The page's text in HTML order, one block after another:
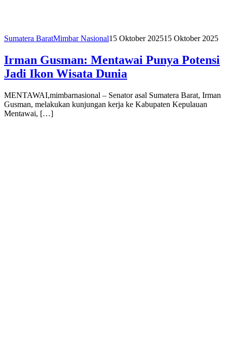
Sumatera BaratMimbar Nasional15 Oktober 202515 Oktober 2025
Irman Gusman: Mentawai Punya Potensi
Jadi Ikon Wisata Dunia
MENTAWAI,mimbarnasional – Senator asal Sumatera Barat, Irman
Gusman, melakukan kunjungan kerja ke Kabupaten Kepulauan
Mentawai, […]